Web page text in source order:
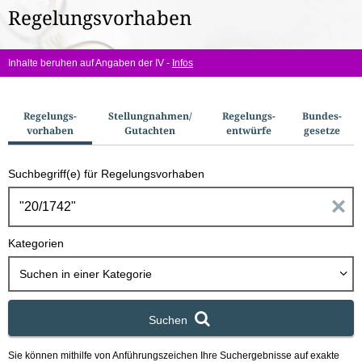
hier:
Regelungsvorhaben
Inhalte beruhen auf Angaben der IV - Infos
u
c
h
o
Regelungs­
vorhaben
Stellungnahmen/​
Gutachten
Regelungs­
entwürfe
Bundes­
gesetze
Suchbegriff(e) für Regelungsvorhaben
n
g
a
Kategorien
Suchen in einer Kategorie
Suchen
Sie können mithilfe von Anführungszeichen Ihre Suchergebnisse auf exakte